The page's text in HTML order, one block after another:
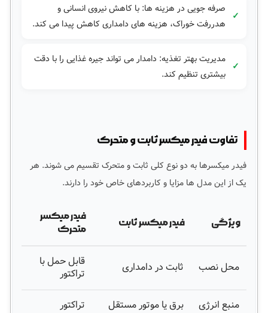
صرفه جویی در هزینه ها: با کاهش نیروی انسانی و
هدررفت خوراک، هزینه های دامداری کاهش پیدا می کند.
مدیریت بهتر تغذیه: دامدار می تواند جیره غذایی را با دقت
بیشتری تنظیم کند.
تفاوت فیدر میکسر ثابت و متحرک
فیدر میکسرها به دو نوع کلی ثابت و متحرک تقسیم می شوند. هر
یک از این مدل ها مزایا و کاربردهای خاص خود را دارند.
ویژگی فیدر میکسر ثابت
فیدر میکسر
متحرک
محل نصب ثابت در دامداری
قابل حمل با
تراکتور
منبع انرژی برق یا موتور مستقل تراکتور